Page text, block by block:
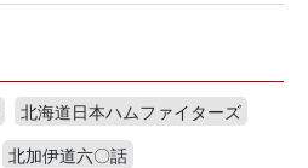
北海道日本ハムファイターズ
北加伊道六〇話